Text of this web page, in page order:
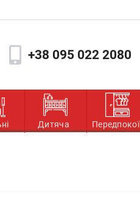
+38 095 022 2080
Дитяча Передпокої